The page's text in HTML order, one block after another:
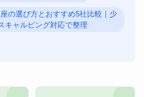
座の選び方とおすすめ5社比較｜少
キャルピング対応で整理